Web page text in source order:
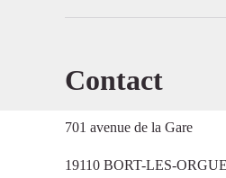
Contact
701 avenue de la Gare
19110 BORT-LES-